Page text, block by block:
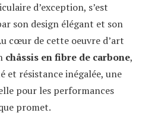
d’exception, s’est
son design élégant et son
cœur de cette oeuvre d’art
châssis en fibre de carbone,
et résistance inégalée, une
pour les performances
promet.